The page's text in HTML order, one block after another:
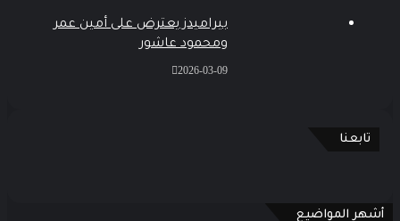
بيراميدز يعترض على أمين عمر
ومحمود عاشور
2026-03-09
تابعنا
المواضيع